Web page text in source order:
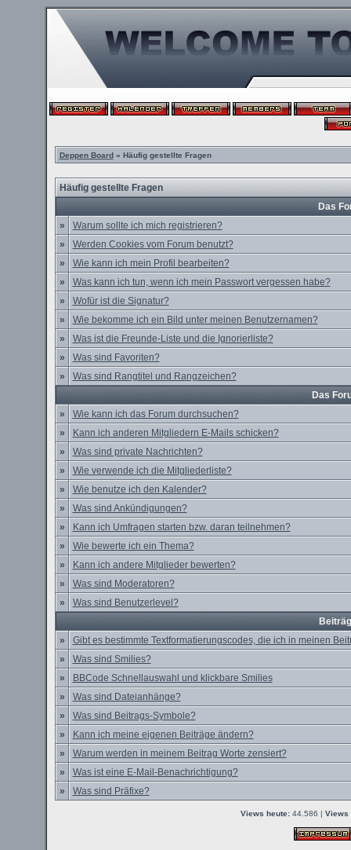
Deppen Board» Häufig gestellte Fragen
Häufig gestellte Fragen
Das
»
Warum sollte ich mich registrieren?
»
Werden Cookies vom Forum benutzt?
»
Wie kann ich mein Profil bearbeiten?
»
Was kann ich tun, wenn ich mein Passwort vergessen habe?
»
Wofür ist die Signatur?
»
Wie bekomme ich ein Bild unter meinen Benutzernamen?
»
Was ist die Freunde-Liste und die Ignorierliste?
»
Was sind Favoriten?
»
Was sind Rangtitel und Rangzeichen?
Das
»
Wie kann ich das Forum durchsuchen?
»
Kann ich anderen Mitgliedern E-Mails schicken?
»
Was sind private Nachrichten?
»
Wie verwende ich die Mitgliederliste?
»
Wie benutze ich den Kalender?
»
Was sind Ankündigungen?
»
Kann ich Umfragen starten bzw. daran teilnehmen?
»
Wie bewerte ich ein Thema?
»
Kann ich andere Mitglieder bewerten?
»
Was sind Moderatoren?
»
Was sind Benutzerlevel?
»
Gibt es bestimmte Textformatierungscodes, die ich in meinen
»
Was sind Smilies?
»
BBCode Schnellauswahl und klickbare Smilies
»
Was sind Dateianhänge?
»
Was sind Beitrags-Symbole?
»
Kann ich meine eigenen Beiträge ändern?
»
Warum werden in meinem Beitrag Worte zensiert?
»
Was ist eine E-Mail-Benachrichtigung?
»
Was sind Präfixe?
Views heute: 44.586 | Views